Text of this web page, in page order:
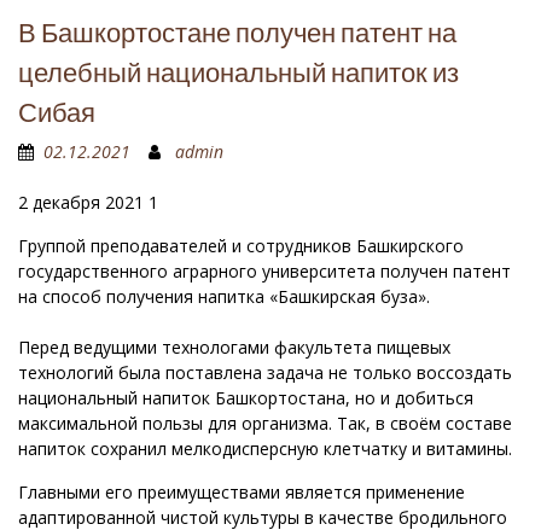
В Башкортостане получен патент на
целебный национальный напиток из
Сибая
02.12.2021 admin
2 декабря 2021 1
Группой преподавателей и сотрудников Башкирского
государственного аграрного университета получен патент
на способ получения напитка «Башкирская буза».
Перед ведущими технологами факультета пищевых
технологий была поставлена задача не только воссоздать
национальный напиток Башкортостана, но и добиться
максимальной пользы для организма. Так, в своём составе
напиток сохранил мелкодисперсную клетчатку и витамины.
Главными его преимуществами является применение
адаптированной чистой культуры в качестве бродильного